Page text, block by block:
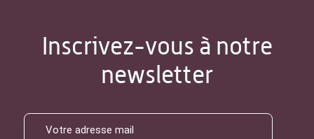
Inscrivez-vous à notre
newsletter